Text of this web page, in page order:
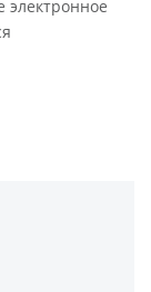
электронное